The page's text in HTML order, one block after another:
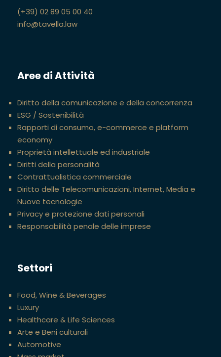
(+39) 02 89 05 00 40
info@tavella.law
Aree di Attività
Diritto della comunicazione e della concorrenza
ESG / Sostenibilità
Rapporti di consumo, e-commerce e platform
economy
Proprietà intellettuale ed industriale
Diritti della personalità
Contrattualistica commerciale
Diritto delle Telecomunicazioni, Internet, Media e
Nuove tecnologie
Privacy e protezione dati personali
Responsabilità penale delle imprese
Settori
Food, Wine & Beverages
Luxury
Healthcare & Life Sciences
Arte e Beni culturali
Automotive